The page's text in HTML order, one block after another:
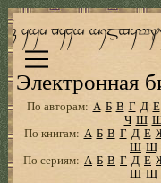
Электронная
По авторам: А Б В Г Д Е
Ч Ш
По книгам: А Б В Г Д Е
Ш Щ
По сериям: А Б В Г Д Е
Ш Щ